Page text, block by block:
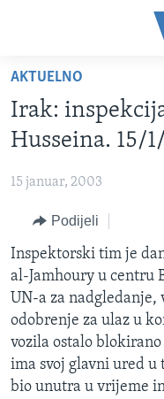
glavni
sadržaj
Pređi
na
glavnu
navigaciju
pretragu
TV PROGRAM
VIJESTI
SJEDINJENE
BOSNA I
SVIJET
NAUKA I TEHNOLOGIJA
SPECIJALNI PROJEKTI
KORUPCIJA
SLOBODA MEDIJA
ŽENSKA STRANA
IZBJEGLIČKA STRANA
AKTUELNO
Irak:
Husseina. 15/
15 januar, 2003
Podijeli
Inspektorski tim je
al-Jamhoury u centru
UN-a za
odobrenje za ulaz u
vozila ostalo
ima svoj glavni ured u
bio unutra u vrijeme